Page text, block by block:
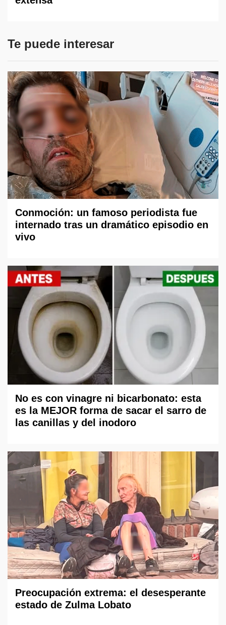
Te puede interesar
Conmoción: un famoso periodista fue
internado tras un dramático episodio en
vivo
No es con vinagre ni bicarbonato: esta
es la MEJOR forma de sacar el sarro de
las canillas y del inodoro
Preocupación extrema: el desesperante
estado de Zulma Lobato